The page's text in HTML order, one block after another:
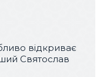
відкриває
Святослав